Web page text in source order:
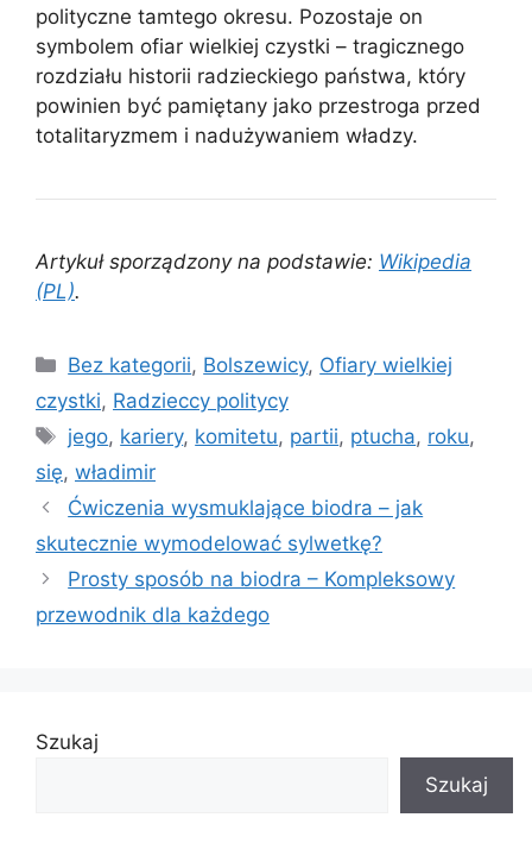
polityczne tamtego okresu. Pozostaje on
symbolem ofiar wielkiej czystki – tragicznego
rozdziału historii radzieckiego państwa, który
powinien być pamiętany jako przestroga przed
totalitaryzmem i nadużywaniem władzy.
Artykuł sporządzony na podstawie: Wikipedia
(PL).
Kategorie
Bez kategorii, Bolszewicy, Ofiary wielkiej
czystki, Radzieccy politycy
Tagi
jego, kariery, komitetu, partii, ptucha, roku,
się, władimir
Ćwiczenia wysmuklające biodra – jak
skutecznie wymodelować sylwetkę?
Prosty sposób na biodra – Kompleksowy
przewodnik dla każdego
Szukaj
Szukaj